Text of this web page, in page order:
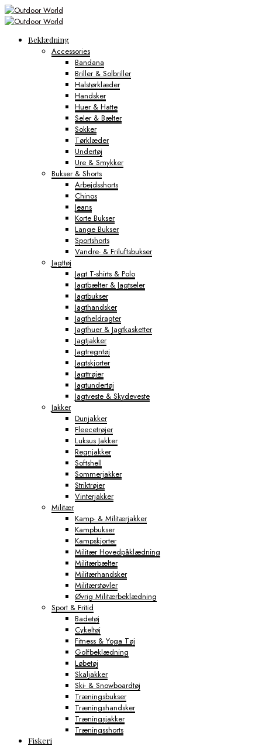
Beklædning
Accessories
Bandana
Briller & Solbriller
Halstørklæder
Handsker
Huer & Hatte
Seler & Bælter
Sokker
Tørklæder
Undertøj
Ure & Smykker
Bukser & Shorts
Arbejdsshorts
Chinos
Jeans
Korte Bukser
Lange Bukser
Sportshorts
Vandre- & Friluftsbukser
Jagttøj
Jagt T-shirts & Polo
Jagtbælter & Jagtseler
Jagtbukser
Jagthandsker
Jagtheldragter
Jagthuer & Jagtkasketter
Jagtjakker
Jagtregntøj
Jagtskjorter
Jagttrøjer
Jagtundertøj
Jagtveste & Skydeveste
Jakker
Dunjakker
Fleecetrøjer
Luksus Jakker
Regnjakker
Softshell
Sommerjakker
Striktrøjer
Vinterjakker
Militær
Kamp- & Militærjakker
Kampbukser
Kampskjorter
Militær Hovedpåklædning
Militærbælter
Militærhandsker
Militærstøvler
Øvrig Militærbeklædning
Sport & Fritid
Badetøj
Cykeltøj
Fitness & Yoga Tøj
Golfbeklædning
Løbetøj
Skaljakker
Ski- & Snowboardtøj
Træningsbukser
Træningshandsker
Træningsjakker
Træningsshorts
Fiskeri